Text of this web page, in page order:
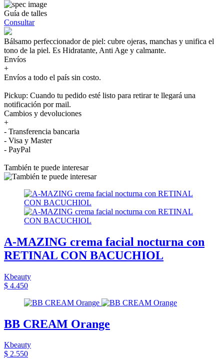
Guía de talles
Consultar
Bálsamo perfeccionador de piel: cubre ojeras, manchas y unifica el
tono de la piel. Es Hidratante, Anti Age y calmante.
Envíos
+
Envíos a todo el país sin costo.
Pickup: Cuando tu pedido esté listo para retirar te llegará una
notificación por mail.
Cambios y devoluciones
+
- Transferencia bancaria
- Visa y Master
- PayPal
También te puede interesar
A-MAZING crema facial nocturna con
RETINAL CON BACUCHIOL
Kbeauty
$ 4.450
BB CREAM Orange
Kbeauty
$ 2.550